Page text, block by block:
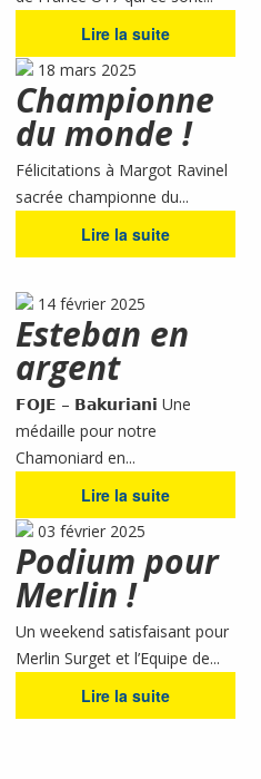
Lire la suite
18 mars 2025
Championne
du monde !
Félicitations à Margot Ravinel
sacrée championne du...
Lire la suite
14 février 2025
Esteban en
argent
𝗙𝗢𝗝𝗘 – 𝗕𝗮𝗸𝘂𝗿𝗶𝗮𝗻𝗶 Une
médaille pour notre
Chamoniard en...
Lire la suite
03 février 2025
Podium pour
Merlin !
Un weekend satisfaisant pour
Merlin Surget et l’Equipe de...
Lire la suite